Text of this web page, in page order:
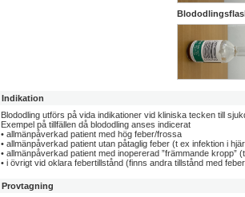
Indikation
Blododling utförs på vida indikationer vid kliniska tecken till
Exempel på tillfällen då blododling anses indicerat
• allmänpåverkad patient med hög feber/frossa
• allmänpåverkad patient utan påtaglig feber (t ex infektion i
• allmänpåverkad patient med inopererad ”främmande kropp”
• i övrigt vid oklara febertillstånd (finns andra tillstånd med
Provtagning